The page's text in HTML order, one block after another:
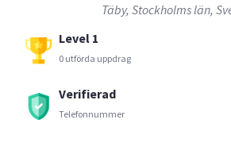
Täby, Stockholms län,
Level 1
0 utförda uppdrag
Verifierad
Telefonnummer